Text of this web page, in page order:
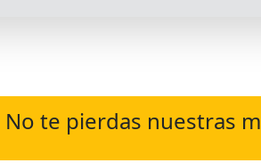
No te pierdas nuestras